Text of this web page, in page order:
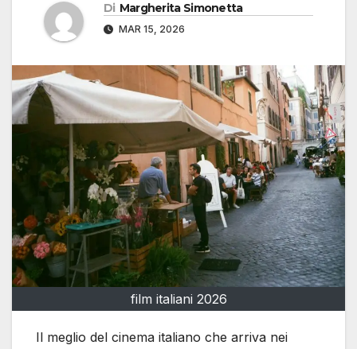
Di Margherita Simonetta
MAR 15, 2026
film italiani 2026
Il meglio del cinema italiano che arriva nei